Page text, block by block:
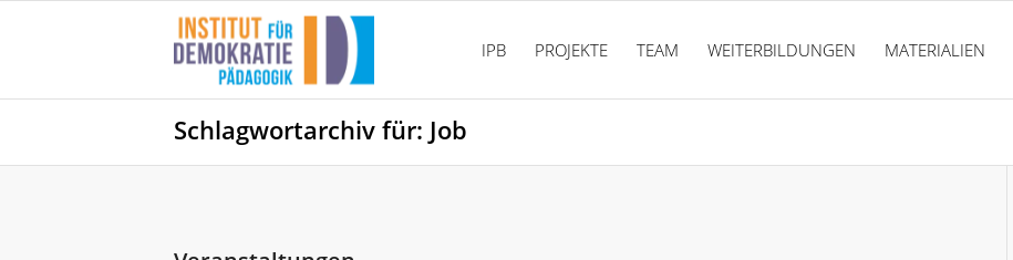
IPB PROJEKTE TEAM WEITERBILDUNGEN MATERIALIEN
Schlagwortarchiv für: Job